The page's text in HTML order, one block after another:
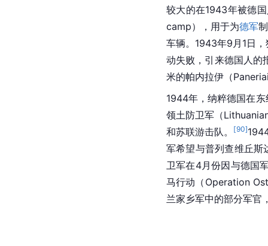
较大的在1943年被德
camp），用于为德军
车辆。1943年9月1日
动失败，引来德国人的
米的帕内拉伊（
1944年，纳粹德国在
领土防卫军（
和苏联游击队。
[90]
军希望与普列查维丘斯
卫军在4月份因与德国
马行动（Operation
兰家乡军中的部分军官